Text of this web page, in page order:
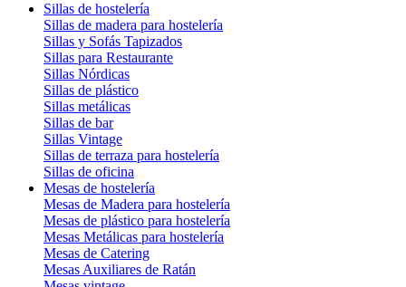
Sillas de hostelería
Sillas de madera para hostelería
Sillas y Sofás Tapizados
Sillas para Restaurante
Sillas Nórdicas
Sillas de plástico
Sillas metálicas
Sillas de bar
Sillas Vintage
Sillas de terraza para hostelería
Sillas de oficina
Mesas de hostelería
Mesas de Madera para hostelería
Mesas de plástico para hostelería
Mesas Metálicas para hostelería
Mesas de Catering
Mesas Auxiliares de Ratán